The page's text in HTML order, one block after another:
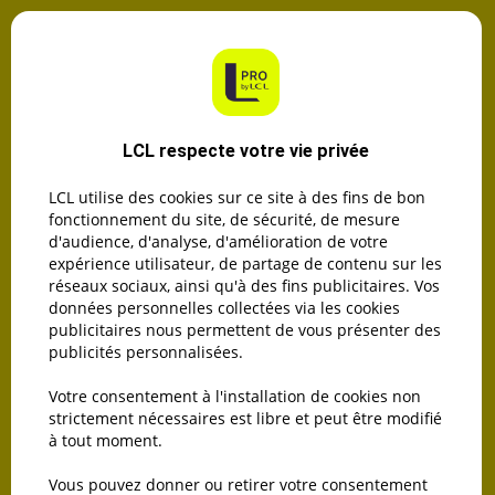
Ouvrir un compte
ceux qui
construisent,
étape par étape.
• L BY LCL PRO
x TOUR DE
FRANCE •
Découvrir l’offre
LCL respecte votre vie privée
LCL utilise des cookies sur ce site à des fins de bon
fonctionnement du site, de sécurité, de mesure
d'audience, d'analyse, d'amélioration de votre
expérience utilisateur, de partage de contenu sur les
réseaux sociaux, ainsi qu'à des fins publicitaires. Vos
données personnelles collectées via les cookies
publicitaires nous permettent de vous présenter des
publicités personnalisées.
Votre consentement à l'installation de cookies non
strictement nécessaires est libre et peut être modifié
à tout moment.
Vous pouvez donner ou retirer votre consentement